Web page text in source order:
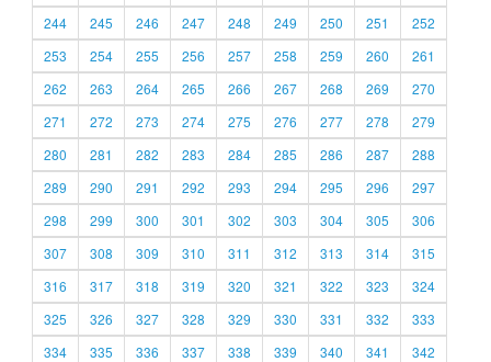
244
245 246 247 248 249 250 251
252
253
254 255 256 257 258 259 260
261
262
263 264 265 266 267 268 269
270
271
272 273 274 275 276 277 278
279
280
281 282 283 284 285 286 287
288
289
290 291 292 293 294 295 296
297
298
299 300 301 302 303 304 305
306
307
308 309 310 311 312 313 314
315
316
317 318 319 320 321 322 323
324
325
326 327 328 329 330 331 332
333
334
335 336 337 338 339 340 341 342